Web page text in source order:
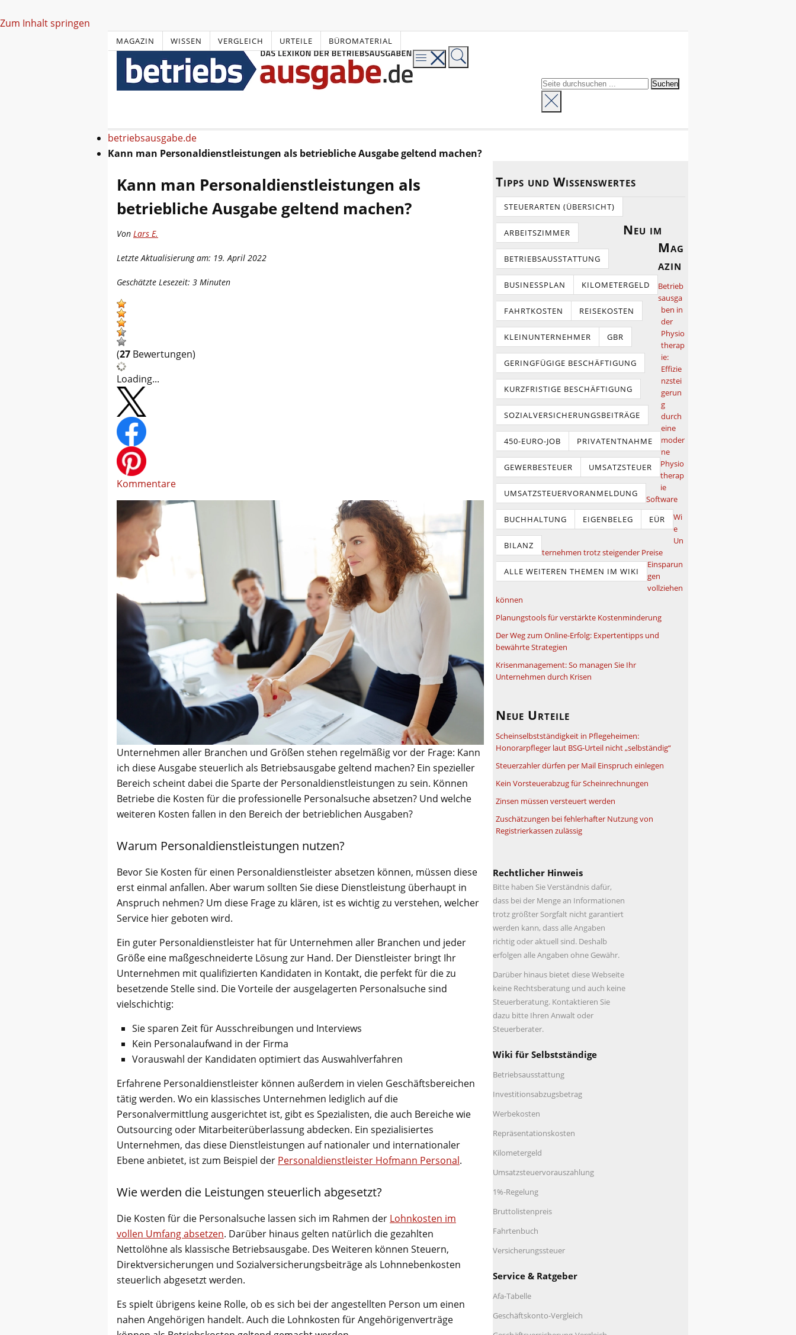
Zum Inhalt springen
MAGAZIN WISSEN VERGLEICH URTEILE BÜROMATERIAL
betriebsausgabe.de
Kann man Personaldienstleistungen als betriebliche Ausgabe geltend machen?
Kann man Personaldienstleistungen als
betriebliche Ausgabe geltend machen?
Von Lars E.
Letzte Aktualisierung am: 19. April 2022
Geschätzte Lesezeit: 3 Minuten
(27 Bewertungen)
Loading...
Kommentare
Unternehmen aller Branchen und Größen stehen regelmäßig vor der Frage: Kann
ich diese Ausgabe steuerlich als Betriebsausgabe geltend machen? Ein spezieller
Bereich scheint dabei die Sparte der Personaldienstleistungen zu sein. Können
Betriebe die Kosten für die professionelle Personalsuche absetzen? Und welche
weiteren Kosten fallen in den Bereich der betrieblichen Ausgaben?
Warum Personaldienstleistungen nutzen?
Bevor Sie Kosten für einen Personaldienstleister absetzen können, müssen diese
erst einmal anfallen. Aber warum sollten Sie diese Dienstleistung überhaupt in
Anspruch nehmen? Um diese Frage zu klären, ist es wichtig zu verstehen, welcher
Service hier geboten wird.
Ein guter Personaldienstleister hat für Unternehmen aller Branchen und jeder
Größe eine maßgeschneiderte Lösung zur Hand. Der Dienstleister bringt Ihr
Unternehmen mit qualifizierten Kandidaten in Kontakt, die perfekt für die zu
besetzende Stelle sind. Die Vorteile der ausgelagerten Personalsuche sind
vielschichtig:
Sie sparen Zeit für Ausschreibungen und Interviews
Kein Personalaufwand in der Firma
Vorauswahl der Kandidaten optimiert das Auswahlverfahren
Erfahrene Personaldienstleister können außerdem in vielen Geschäftsbereichen
tätig werden. Wo ein klassisches Unternehmen lediglich auf die
Personalvermittlung ausgerichtet ist, gibt es Spezialisten, die auch Bereiche wie
Outsourcing oder Mitarbeiterüberlassung abdecken. Ein spezialisiertes
Unternehmen, das diese Dienstleistungen auf nationaler und internationaler
Ebene anbietet, ist zum Beispiel der Personaldienstleister Hofmann Personal.
Wie werden die Leistungen steuerlich abgesetzt?
Die Kosten für die Personalsuche lassen sich im Rahmen der Lohnkosten im
vollen Umfang absetzen. Darüber hinaus gelten natürlich die gezahlten
Nettolöhne als klassische Betriebsausgabe. Des Weiteren können Steuern,
Direktversicherungen und Sozialversicherungsbeiträge als Lohnnebenkosten
steuerlich abgesetzt werden.
Es spielt übrigens keine Rolle, ob es sich bei der angestellten Person um einen
nahen Angehörigen handelt. Auch die Lohnkosten für Angehörigenverträge
Tipps und Wissenswertes
STEUERARTEN (ÜBERSICHT)
ARBEITSZIMMER
BETRIEBSAUSSTATTUNG
BUSINESSPLAN KILOMETERGELD
FAHRTKOSTEN REISEKOSTEN
KLEINUNTERNEHMER GBR
GERINGFÜGIGE BESCHÄFTIGUNG
KURZFRISTIGE BESCHÄFTIGUNG
SOZIALVERSICHERUNGSBEITRÄGE
450-EURO-JOB PRIVATENTNAHME
GEWERBESTEUER UMSATZSTEUER
UMSATZSTEUERVORANMELDUNG
BUCHHALTUNG EIGENBELEG EÜR
BILANZ
ALLE WEITEREN THEMEN IM WIKI
Neu im
Mag
azin
Betrieb
sausga
ben in
der
Physio
therap
ie:
Effizie
nzstei
gerun
g
durch
eine
moder
ne
Physio
therap
ie
Software
Wi
e
Un
ternehmen trotz steigender Preise
Einsparun
gen
vollziehen
können
Planungstools für verstärkte Kostenminderung
Der Weg zum Online-Erfolg: Expertentipps und
bewährte Strategien
Krisenmanagement: So managen Sie Ihr
Unternehmen durch Krisen
Neue Urteile
Scheinselbstständigkeit in Pflegeheimen:
Honorarpfleger laut BSG-Urteil nicht „selbständig“
Steuerzahler dürfen per Mail Einspruch einlegen
Kein Vorsteuerabzug für Scheinrechnungen
Zinsen müssen versteuert werden
Zuschätzungen bei fehlerhafter Nutzung von
Registrierkassen zulässig
Rechtlicher Hinweis
Bitte haben Sie Verständnis dafür,
dass bei der Menge an Informationen
trotz größter Sorgfalt nicht garantiert
werden kann, dass alle Angaben
richtig oder aktuell sind. Deshalb
erfolgen alle Angaben ohne Gewähr.
Darüber hinaus bietet diese Webseite
keine Rechtsberatung und auch keine
Steuerberatung. Kontaktieren Sie
dazu bitte Ihren Anwalt oder
Steuerberater.
Wiki für Selbstständige
Betriebsausstattung
Investitionsabzugsbetrag
Werbekosten
Repräsentationskosten
Kilometergeld
Umsatzsteuervorauszahlung
1%-Regelung
Bruttolistenpreis
Fahrtenbuch
Versicherungssteuer
Service & Ratgeber
Afa-Tabelle
Geschäftskonto-Vergleich